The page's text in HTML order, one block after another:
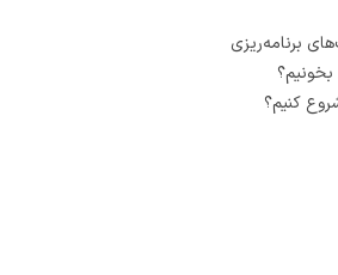
برنامه‌ریزی
کنیم؟